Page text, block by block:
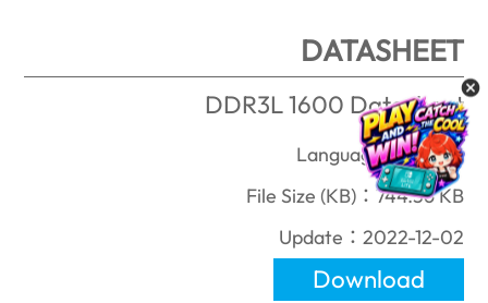
DATASHEET
DDR3L 1600 Datasheet
Language：English
File Size (KB)：744.56 KB
Update：2022-12-02
Download